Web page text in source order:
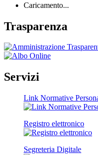
Caricamento...
Trasparenza
Servizi
Link Normative
Registro elettronico
Segreteria Digitale